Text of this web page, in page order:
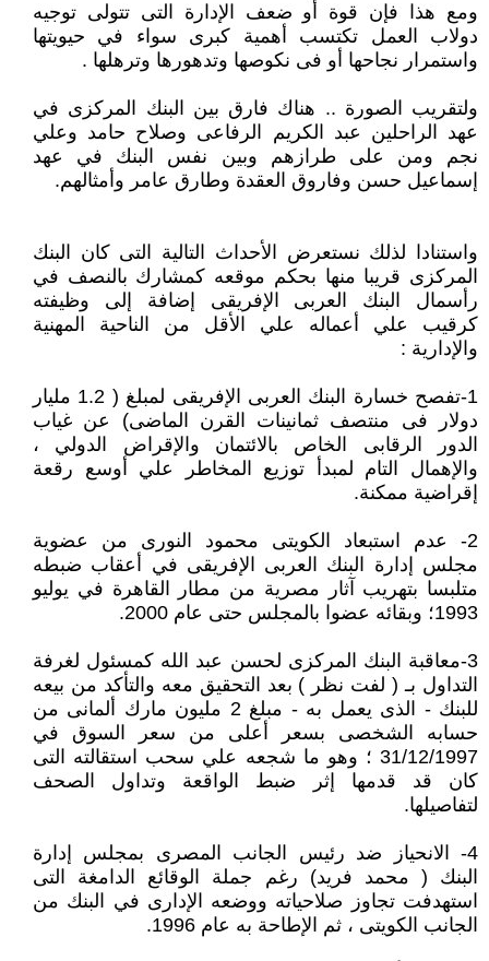
ومع هذا فإن قوة أو ضعف الإدارة التى تتولى توجيه
دولاب العمل تكتسب أهمية كبرى سواء في حيويتها
واستمرار نجاحها أو فى نكوصها وتدهورها وترهلها .
ولتقريب الصورة .. هناك فارق بين البنك المركزى في
عهد الراحلين عبد الكريم الرفاعى وصلاح حامد وعلي
نجم ومن على طرازهم وبين نفس البنك في عهد
إسماعيل حسن وفاروق العقدة وطارق عامر وأمثالهم.
واستنادا لذلك نستعرض الأحداث التالية التى كان البنك
المركزى قريبا منها بحكم موقعه كمشارك بالنصف في
رأسمال البنك العربى الإفريقى إضافة إلى وظيفته
كرقيب علي أعماله علي الأقل من الناحية المهنية
والإدارية :
1-تفصح خسارة البنك العربى الإفريقى لمبلغ ( 1.2 مليار
دولار فى منتصف ثمانينات القرن الماضى) عن غياب
الدور الرقابى الخاص بالائتمان والإقراض الدولي ،
والإهمال التام لمبدأ توزيع المخاطر علي أوسع رقعة
إقراضية ممكنة.
2- عدم استبعاد الكويتى محمود النورى من عضوية
مجلس إدارة البنك العربى الإفريقى في أعقاب ضبطه
متلبسا بتهريب آثار مصرية من مطار القاهرة في يوليو
1993؛ وبقائه عضوا بالمجلس حتى عام 2000.
3-معاقبة البنك المركزى لحسن عبد الله كمسئول لغرفة
التداول بـ ( لفت نظر ) بعد التحقيق معه والتأكد من بيعه
للبنك - الذى يعمل به - مبلغ 2 مليون مارك ألمانى من
حسابه الشخصى بسعر أعلى من سعر السوق في
31/12/1997 ؛ وهو ما شجعه علي سحب استقالته التى
كان قد قدمها إثر ضبط الواقعة وتداول الصحف
لتفاصيلها.
4- الانحياز ضد رئيس الجانب المصرى بمجلس إدارة
البنك ( محمد فريد) رغم جملة الوقائع الدامغة التى
استهدفت تجاوز صلاحياته ووضعه الإدارى في البنك من
الجانب الكويتى ، ثم الإطاحة به عام 1996.